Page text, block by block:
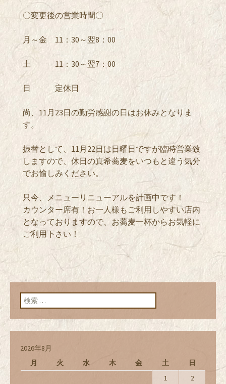
〇変更後の営業時間〇
月～金 11：30～翌8：00
土 11：30～翌7：00
日 定休日
尚、11月23日の勤労感謝の日はお休みとなりま
す。
振替として、11月22日は日曜日ですが臨時営業致
しますので、休日の真希蕎麦をいつもと違う気分
でお愉しみください。
只今、メニューリニューアルを計画中です！
カウンター席有！お一人様もご利用しやすい店内
となっておりますので、お蕎麦一杯からお気軽に
ご利用下さい！
検索:
2026年8月
月
火 水 木 金 土 日
1
2